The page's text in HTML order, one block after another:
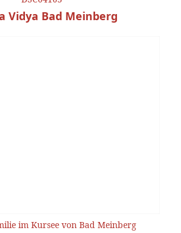
Vidya Bad Meinberg
im Kursee von Bad Meinberg